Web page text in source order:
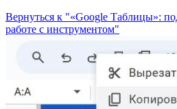
Вернуться к "«Google Таблицы»:
работе с инструментом"